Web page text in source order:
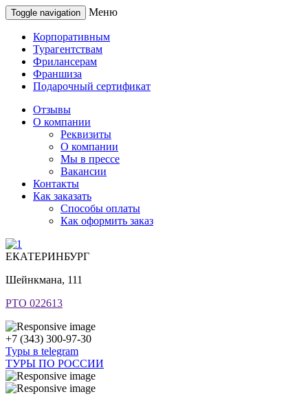
Toggle navigation Меню
Корпоративным
Турагентствам
Фрилансерам
Франшиза
Подарочный сертификат
Отзывы
О компании
Реквизиты
О компании
Мы в прессе
Вакансии
Контакты
Как заказать
Способы оплаты
Как оформить заказ
ЕКАТЕРИНБУРГ
Шейнкмана, 111
РТО 022613
+7 (343) 300-97-30
Туры в telegram
ТУРЫ ПО РОССИИ